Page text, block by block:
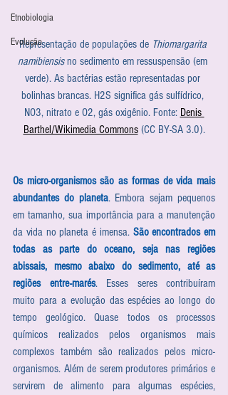
Etnobiologia
Evolução
Representação de populações de Thiomargarita
namibiensis no sedimento em ressuspensão (em
verde). As bactérias estão representadas por
bolinhas brancas. H2S significa gás sulfídrico,
NO3, nitrato e O2, gás oxigênio. Fonte: Denis
Barthel/Wikimedia Commons (CC BY-SA 3.0).
Os micro-organismos são as formas de vida mais
abundantes do planeta. Embora sejam pequenos
em tamanho, sua importância para a manutenção
da vida no planeta é imensa. São encontrados em
todas as parte do oceano, seja nas regiões
abissais, mesmo abaixo do sedimento, até as
regiões entre-marés. Esses seres contribuíram
muito para a evolução das espécies ao longo do
tempo geológico. Quase todos os processos
químicos realizados pelos organismos mais
complexos também são realizados pelos micro-
organismos. Além de serem produtores primários e
servirem de alimento para algumas espécies,